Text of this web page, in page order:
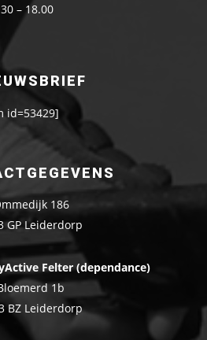
– 18.00
id=53429]
186
GP Leiderdorp
Felter (dependance)
1b
BZ Leiderdorp